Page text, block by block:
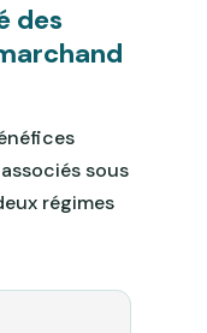
des
sous
régimes